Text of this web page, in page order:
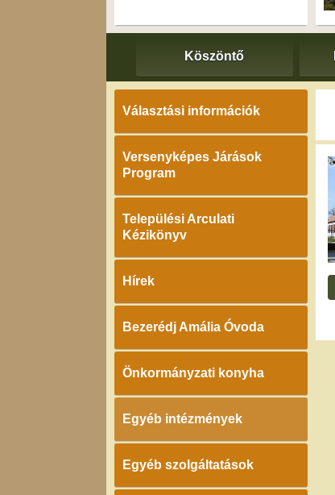
Köszöntő
Választási információk
Versenyképes Járások
Program
Települési Arculati
Kézikönyv
Hírek
Bezerédj Amália Óvoda
Önkormányzati konyha
Egyéb intézmények
Egyéb szolgáltatások